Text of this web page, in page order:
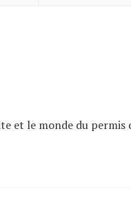
et le monde du permis